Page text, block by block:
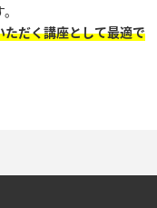
だく講座として最適で